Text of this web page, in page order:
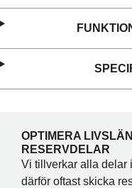
OPTIMERA
RESERVDELAR
Vi tillverkar alla delar
därför oftast skicka